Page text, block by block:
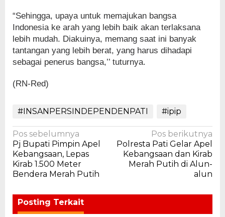
“Sehingga, upaya untuk memajukan bangsa
Indonesia ke arah yang lebih baik akan terlaksana
lebih mudah. Diakuinya, memang saat ini banyak
tantangan yang lebih berat, yang harus dihadapi
sebagai penerus bangsa,’’ tuturnya.
(RN-Red)
#INSANPERSINDEPENDENPATI #ipip
Navigasi
pos
Pos sebelumnya
Pj Bupati Pimpin Apel
Kebangsaan, Lepas
Kirab 1.500 Meter
Bendera Merah Putih
Pos berikutnya
Polresta Pati Gelar Apel
Kebangsaan dan Kirab
Merah Putih di Alun-
alun
Posting Terkait